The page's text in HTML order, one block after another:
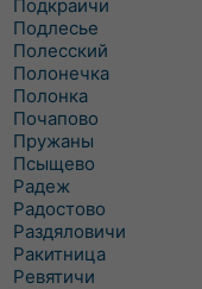
Подкраичи
Подлесье
Полесский
Полонечка
Полонка
Почапово
Пружаны
Псыщево
Радеж
Радостово
Раздяловичи
Ракитница
Ревятичи